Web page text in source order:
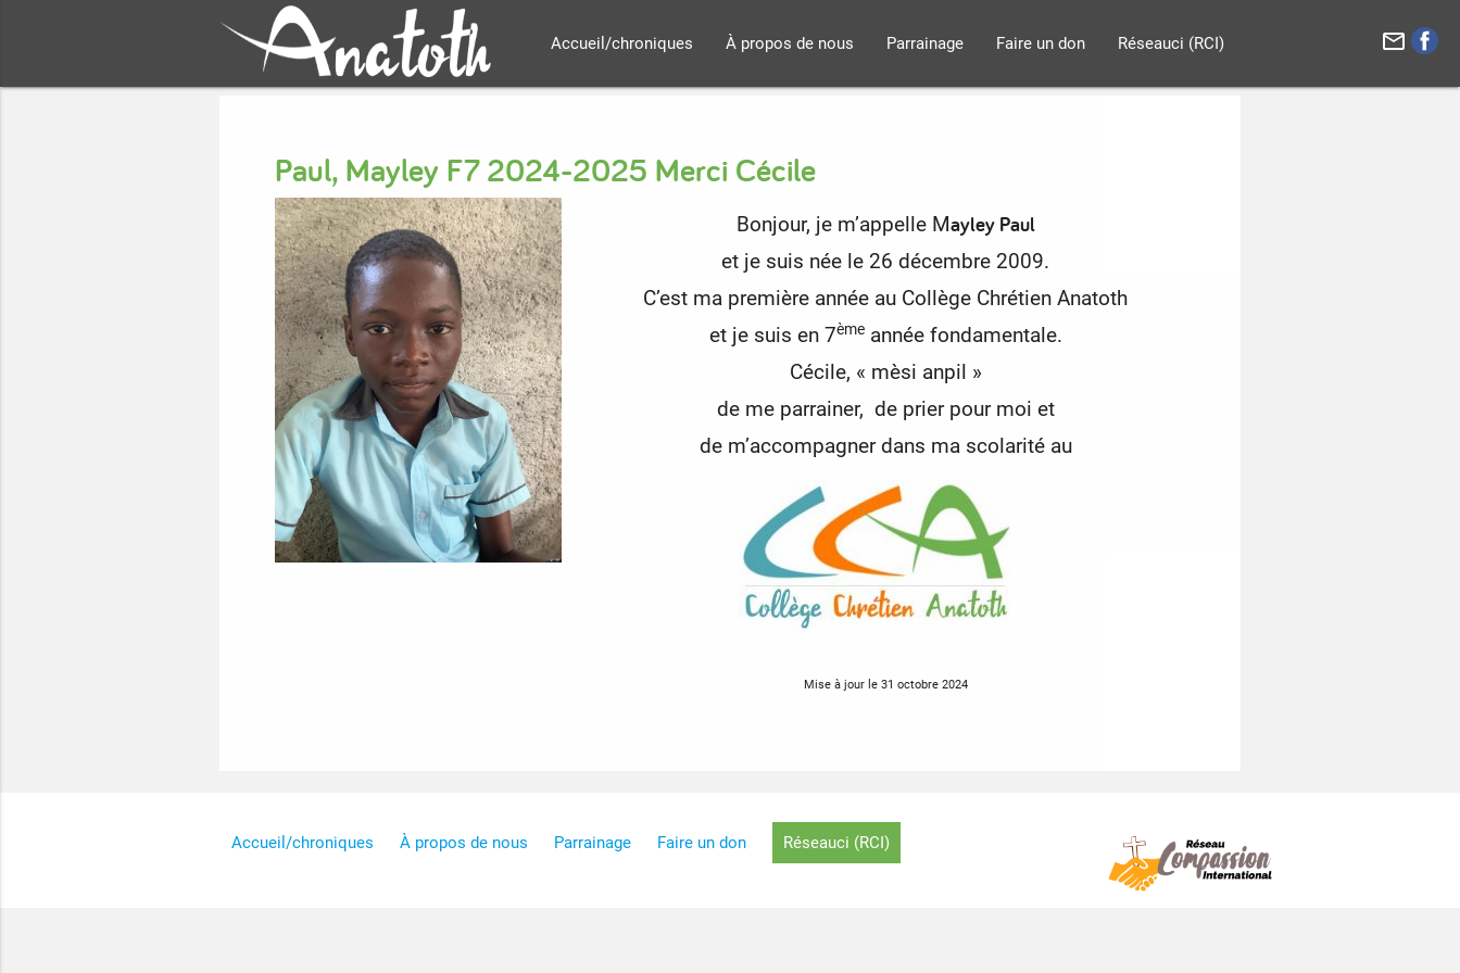
Accueil/chroniques À propos de nous Parrainage Faire un don Réseauci (RCI) mail_outline
Paul, Mayley F7 2024-2025 Merci Cécile
Bonjour, je m’appelle Mayley Paul
et je suis née le 26 décembre 2009.
C’est ma première année au Collège Chrétien Anatoth
et je suis en 7èmeannée fondamentale.
Cécile, « mèsi anpil »
de me parrainer, de prier pour moi et
de m’accompagner dans ma scolarité au
Mise à jour le 31 octobre 2024
Accueil/chroniques À propos de nous Parrainage Faire un don Réseauci (RCI)